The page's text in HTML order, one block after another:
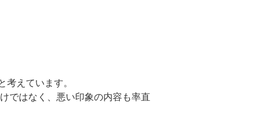
えています。
ではなく、悪い印象の内容も率直